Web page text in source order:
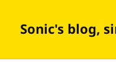
Sonic's blog,